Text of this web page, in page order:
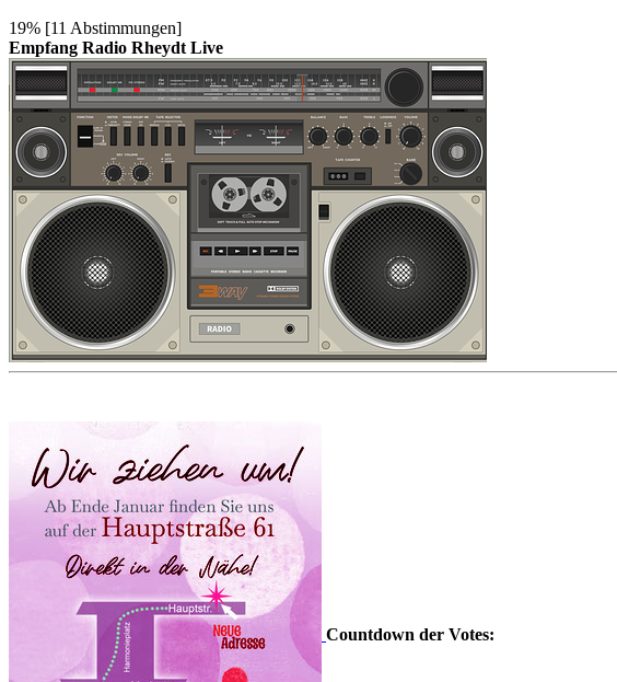
19% [11 Abstimmungen]
Empfang Radio Rheydt Live
Countdown der Votes: